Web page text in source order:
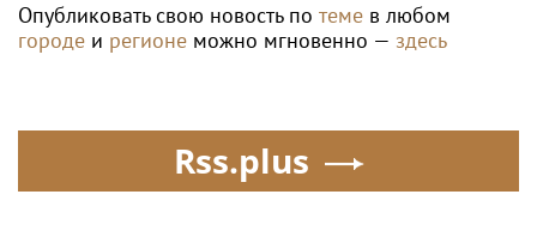
Опубликовать свою новость по теме в любом
городе и регионе можно мгновенно — здесь
Rss.plus